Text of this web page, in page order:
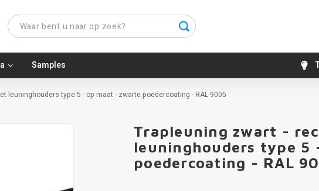
Samples
leuninghouders type 5 - op maat - zwarte poedercoating - RAL 9005
Trapleuning zwart -
leuninghouders type 5
poedercoating - RAL